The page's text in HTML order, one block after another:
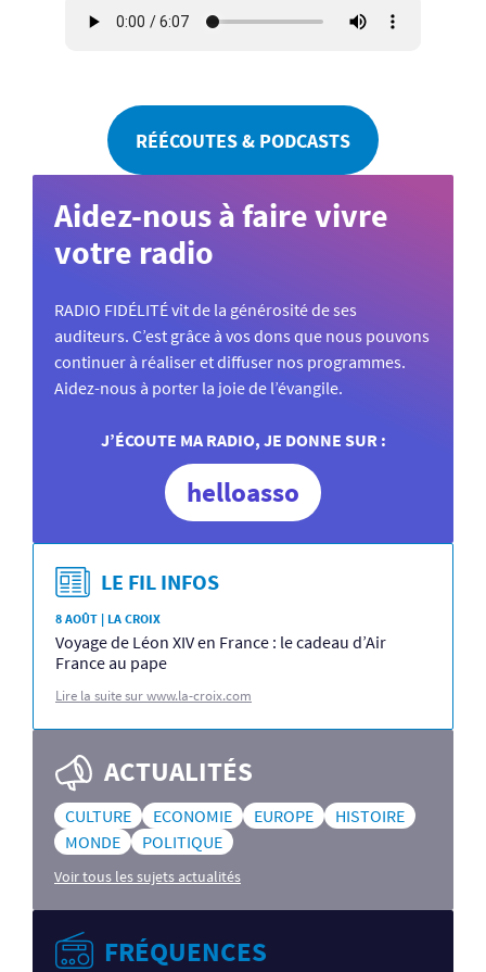
RÉÉCOUTES & PODCASTS
Aidez-nous à faire vivre
votre radio
RADIO FIDÉLITÉ vit de la générosité de ses
auditeurs. C’est grâce à vos dons que nous pouvons
continuer à réaliser et diffuser nos programmes.
Aidez-nous à porter la joie de l’évangile.
J’ÉCOUTE MA RADIO, JE DONNE SUR :
helloasso
LE FIL INFOS
8 AOÛT | LA CROIX
Voyage de Léon XIV en France : le cadeau d’Air
France au pape
Lire la suite sur www.la-croix.com
ACTUALITÉS
CULTURE ECONOMIE EUROPE
HISTOIRE
MONDE
POLITIQUE
Voir tous les sujets actualités
FRÉQUENCES